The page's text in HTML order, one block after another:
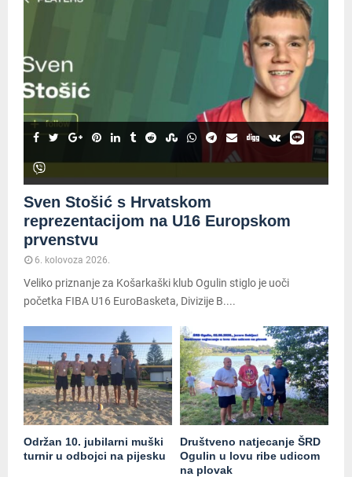
Sven Stošić s Hrvatskom
reprezentacijom na U16 Europskom
prvenstvu
6. kolovoza 2026.
Veliko priznanje za Košarkaški klub Ogulin stiglo je uoči
početka FIBA U16 EuroBasketa, Divizije B....
Održan 10. jubilarni muški
turnir u odbojci na pijesku
Društveno natjecanje ŠRD
Ogulin u lovu ribe udicom
na plovak